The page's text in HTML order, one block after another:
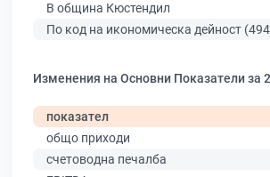
В община Кюстендил
По код на икономическа дейност
Изменения на Основни Показатели за
показател
общо приходи
счетоводна печалба